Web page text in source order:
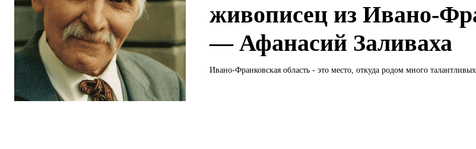
живописец из Ивано-
— Афанасий Заливаха
Ивано-Франковская область - это место, откуда родом много